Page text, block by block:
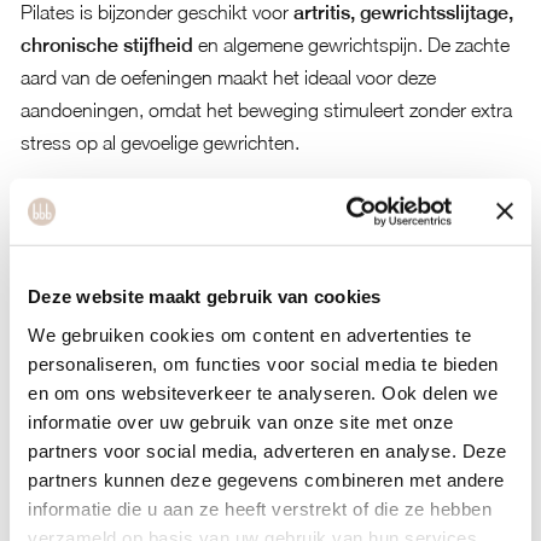
Deze website maakt gebruik van cookies
We gebruiken cookies om content en advertenties te
personaliseren, om functies voor social media te bieden
en om ons websiteverkeer te analyseren. Ook delen we
informatie over uw gebruik van onze site met onze
partners voor social media, adverteren en analyse. Deze
partners kunnen deze gegevens combineren met andere
informatie die u aan ze heeft verstrekt of die ze hebben
Pilates is bijzonder geschikt voor artritis, gewrichtsslijtage,
chronische stijfheid en algemene gewrichtspijn. De zachte
aard van de oefeningen maakt het ideaal voor deze
aandoeningen, omdat het beweging stimuleert zonder extra
stress op al gevoelige gewrichten.
Bij artritis helpt pilates door gewrichten soepel te houden en
de omliggende spieren te versterken. De bewegingen zijn
wel de mobiliteit behouden. Voor gewrichtsslijtage biedt
pilates voordelen door de druk op gewrichten te verminderen
via betere spierondersteuning.
Chronische gewrichtsstijfheid reageert goed op pilates,
omdat de oefeningen geleidelijk de bewegingsrange
vergroten zonder te forceren. De methode is ook effectief
voor rugpijn, nekklachten en schouderproblematiek door de